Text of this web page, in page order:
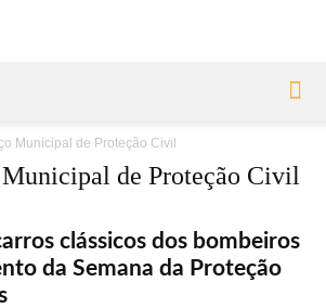
Municipal de Proteção Civil
de Proteção Civil
clássicos dos bombeiros
da Semana da Proteção